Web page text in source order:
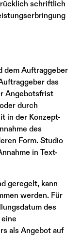
schriftlich
dem Auftraggeber
das
Angebotsfrist
durch
in der Konzept-
des
Form. Studio
in Text-
geregelt, kann
werden. Für
des
als Angebot auf